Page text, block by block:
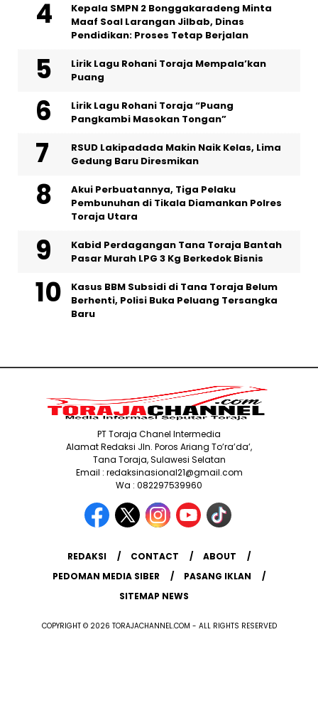
Kepala SMPN 2 Bonggakaradeng Minta
Maaf Soal Larangan Jilbab, Dinas
Pendidikan: Proses Tetap Berjalan
Lirik Lagu Rohani Toraja Mempala’kan
Puang
Lirik Lagu Rohani Toraja “Puang
Pangkambi Masokan Tongan”
RSUD Lakipadada Makin Naik Kelas, Lima
Gedung Baru Diresmikan
Akui Perbuatannya, Tiga Pelaku
Pembunuhan di Tikala Diamankan Polres
Toraja Utara
Kabid Perdagangan Tana Toraja Bantah
Pasar Murah LPG 3 Kg Berkedok Bisnis
Kasus BBM Subsidi di Tana Toraja Belum
Berhenti, Polisi Buka Peluang Tersangka
Baru
PT Toraja Chanel Intermedia
Alamat Redaksi Jln. Poros Ariang To’ra’da’,
Tana Toraja, Sulawesi Selatan
Email : redaksinasional21@gmail.com
Wa : 082297539960
REDAKSI CONTACT
ABOUT
PEDOMAN MEDIA SIBER
PASANG IKLAN
SITEMAP NEWS
COPYRIGHT © 2026 TORAJACHANNEL.COM - ALL RIGHTS RESERVED